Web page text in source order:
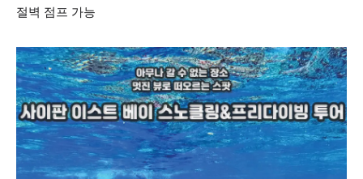
절벽 점프 가능